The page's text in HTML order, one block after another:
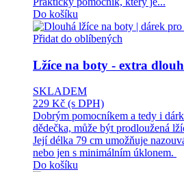
Do košíku
Přidat do oblíbených
Lžíce na boty - extra
SKLADEM
229 Kč (s DPH)
Dobrým pomocníkem a tedy i
dědečka, může být prodloužená
Její délka 79 cm umožňuje
nebo jen s minimálním úklonem.
Do košíku